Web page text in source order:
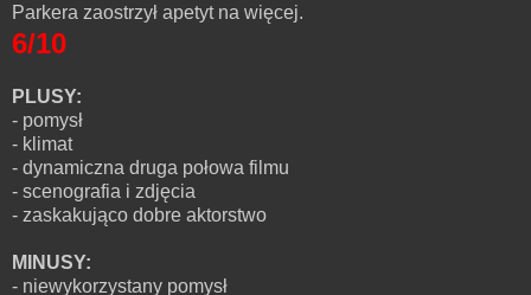
Parkera zaostrzył apetyt na więcej.
6/10
PLUSY:
- pomysł
- klimat
- dynamiczna druga połowa filmu
- scenografia i zdjęcia
- zaskakująco dobre aktorstwo
MINUSY:
- niewykorzystany pomysł